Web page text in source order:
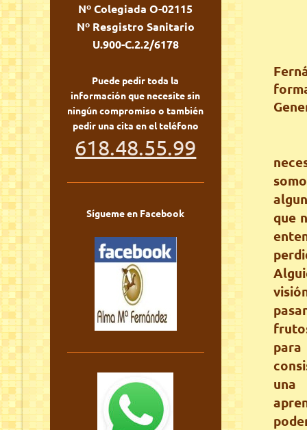
Nº Colegiada O-02115
Nº Resgistro Sanitario
U.900-C.2.2/6178
Puede pedir toda la
información que necesite sin
ningún compromiso o también
pedir una cita en el teléfono
618.48.55.99
Sígueme en Facebook
que
una